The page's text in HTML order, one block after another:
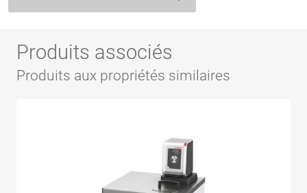
Produits associés
Produits aux propriétés similaires